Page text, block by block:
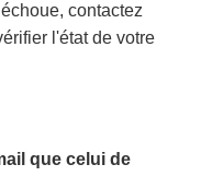
contactez
l'état de votre
que celui de